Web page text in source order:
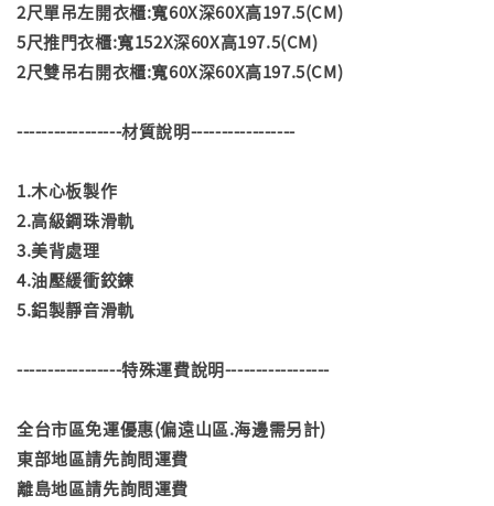
2尺單吊左開衣櫃:寬60X深60X高197.5(CM)
5尺推門衣櫃:寬152X深60X高197.5(CM)
2尺雙吊右開衣櫃:寬60X深60X高197.5(CM)
-----------------材質說明-----------------
1.木心板製作
2.高級鋼珠滑軌
3.美背處理
4.油壓緩衝鉸鍊
5.鋁製靜音滑軌
-----------------特殊運費說明-----------------
全台市區免運優惠(偏遠山區.海邊需另計)
東部地區請先詢問運費
離島地區請先詢問運費